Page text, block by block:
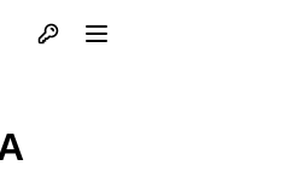
Otvori profil